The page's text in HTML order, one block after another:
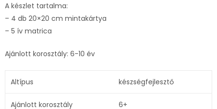
A készlet tartalma:
– 4 db 20×20 cm mintakártya
– 5 ív matrica
Ajánlott korosztály: 6-10 év
Altípus készségfejlesztő
Ajánlott korosztály 6+